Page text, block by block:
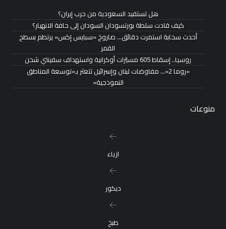
هل تستفيد السعودية من حرب إيران؟
كيف قادت سلطة بورتسودان السودان إلى حافة الانهيار؟
أحدث سحابة استمرت دقائق… صاروخ «سبايس إكس» يرتطم بسطح
القمر
روسيا.. إسقاط 605 مسيّرات أوكرانية واستهداف سفينتي شحن
«روما 2»… مفاوضات لبنان وإسرائيل تتعثر بـ«توسعة المناطق
النموذجية»
منوعات
ازياء
ديكور
طبخ